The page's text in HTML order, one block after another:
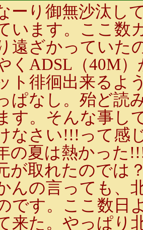
ーり御無沙汰し
います。ここ数
遠ざかっていた
くADSL（40M
ト徘徊出来るよ
ぱなし。殆ど読
す。そんな事し
なさい!!!って感
の夏は熱かった
が取れたのでは
んの言っても、
です。ここ数日
来た。やっぱり